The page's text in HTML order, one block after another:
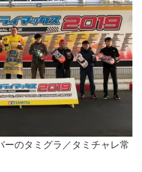
のタミグラ／タミチャレ常